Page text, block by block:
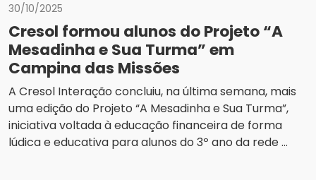
30/10/2025
Cresol formou alunos do Projeto “A
Mesadinha e Sua Turma” em
Campina das Missões
A Cresol Interação concluiu, na última semana, mais
uma edição do Projeto “A Mesadinha e Sua Turma”,
iniciativa voltada à educação financeira de forma
lúdica e educativa para alunos do 3º ano da rede ...